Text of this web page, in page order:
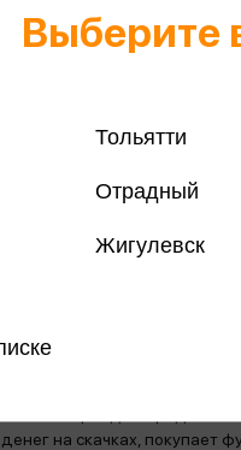
ВЕЩЕСТВ, ИХ
УСТАНОВЛЕННУЮ
с которого начался
сюжетов: от мифа об Аиде
студенткой Мирандой. Он
Миранда — редкий
на скачках, покупает
Выберите
Тольятти
Отрадный
Жигулевск